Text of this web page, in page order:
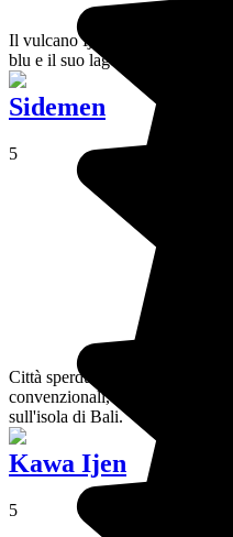
Il vulcano Ijen è situato a est di
blu e il suo lago, il più acido del
Sidemen
5
Città sperduta in mezzo alle
convenzionali, Sidemen è,
sull'isola di Bali.
Kawa Ijen
5